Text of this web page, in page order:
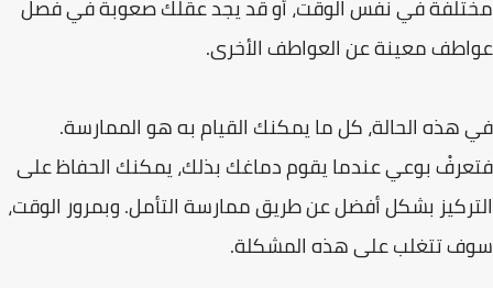
مختلفة في نفس الوقت، أو قد یجد عقلك صعوبة في فصل
عواطف معینة عن العواطف الأخرى.
في ھذه الحالة، كل ما یمكنك القیام به ھو الممارسة.
فتعرفْ بوعي عندما یقوم دماغك بذلك، یمكنك الحفاظ على
التركیز بشكل أفضل عن طریق ممارسة التأمل. وبمرور الوقت،
سوف تتغلب على ھذه المشكلة.